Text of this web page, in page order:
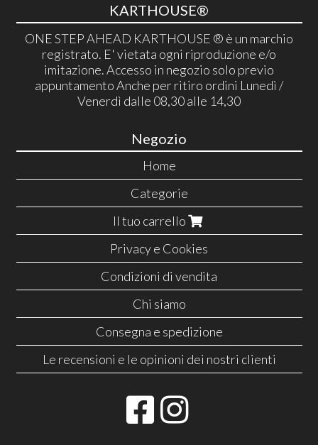
KARTHOUSE®
ONE STEP AHEAD KARTHOUSE ® è un marchio
registrato. E' vietata ogni riproduzione e/o
imitazione. Accesso in negozio solo previo
appuntamento Anche per ritiro ordini Lunedì /
Venerdì dalle 08,30 alle 14,30
Negozio
Home
Categorie
Il tuo carrello
Privacy e Cookies
Condizioni di vendita
Chi siamo
Consegna e spedizione
Le recensioni e le opinioni dei nostri clienti